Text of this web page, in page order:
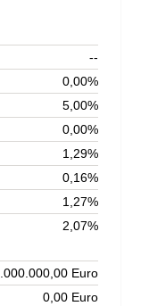
--
0,00%
5,00%
0,00%
1,29%
0,16%
1,27%
2,07%
Euro
0,00 Euro